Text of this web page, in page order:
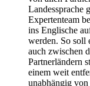
Landessprache
Expertenteam
ins Englische
werden. So soll
auch zwischen
Partnerländern
einem weit
unabhängig